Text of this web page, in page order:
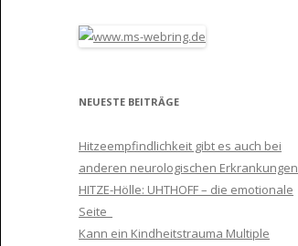
NEUESTE BEITRÄGE
Hitzeempfindlichkeit gibt es auch bei
anderen neurologischen Erkrankungen
HITZE-Hölle: UHTHOFF – die emotionale
Seite
Kann ein Kindheitstrauma Multiple